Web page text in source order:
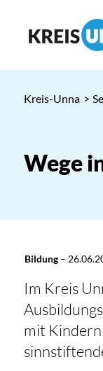
Kreis-Unna >
Wege
Bildung–
Im Kreis
mit